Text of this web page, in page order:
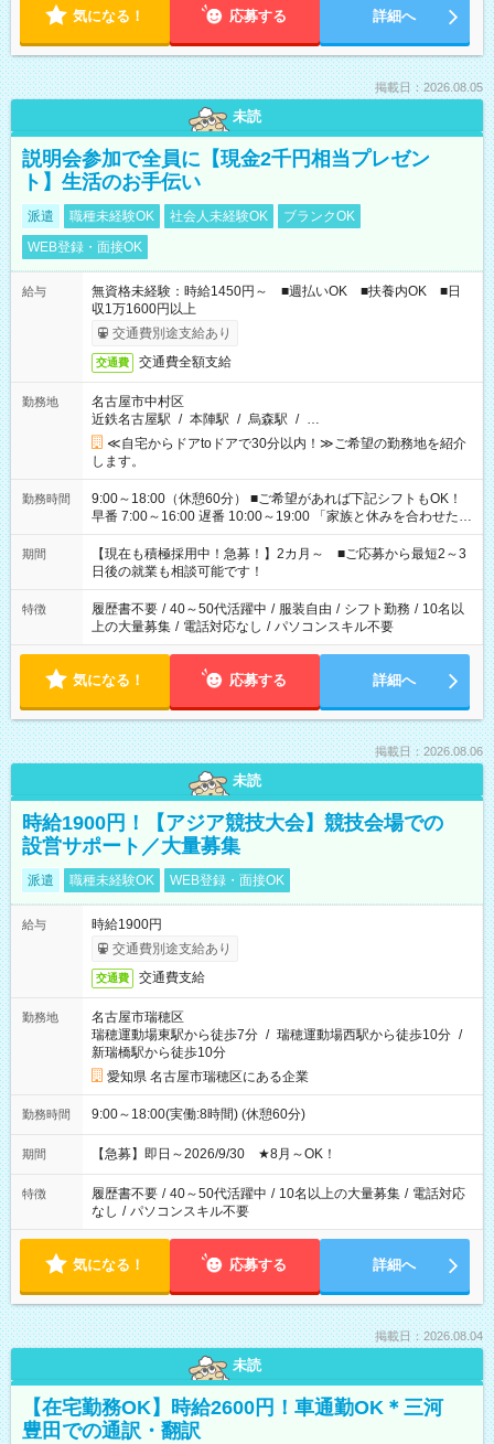
気になる！ 応募する 詳細へ
掲載日：2026.08.05
未読
説明会参加で全員に【現金2千円相当プレゼン
ト】生活のお手伝い
派遣 職種未経験OK 社会人未経験OK
ブランクOK
WEB登録・面接OK
給与
無資格未経験：時給1450円～ ■週払いOK ■扶養内OK ■日
収1万1600円以上
交通費別途支給あり
交通費 交通費全額支給
勤務地
名古屋市中村区
近鉄名古屋駅 / 本陣駅 / 烏森駅 / …
≪自宅からドアtoドアで30分以内！≫ご希望の勤務地を紹介
します。
勤務時間
9:00～18:00（休憩60分） ■ご希望があれば下記シフトもOK！
早番 7:00～16:00 遅番 10:00～19:00 「家族と休みを合わせた
い」 「余裕を持って夕飯の準備がしたい」 「できれば残業はし
たくない」 など、ご希望を教えてくださいね。 ※Wワーク希望
の方へ 今ご覧のお仕事で希望する勤務時間と、もう1つのお仕事
の勤務時間。 合計で週40時間を超える場合は応募できません。
期間
【現在も積極採用中！急募！】2カ月～ ■ご応募から最短2～3
日後の就業も相談可能です！
特徴 履歴書不要 / 40～50代活躍中 / 服装自由 / シフト勤務 / 10名以
上の大量募集 / 電話対応なし / パソコンスキル不要
気になる！ 応募する 詳細へ
掲載日：2026.08.06
未読
時給1900円！【アジア競技大会】競技会場での
設営サポート／大量募集
派遣 職種未経験OK WEB登録・面接OK
給与
時給1900円
交通費別途支給あり
交通費 交通費支給
勤務地
名古屋市瑞穂区
瑞穂運動場東駅から徒歩7分 / 瑞穂運動場西駅から徒歩10分 /
新瑞橋駅から徒歩10分
愛知県 名古屋市瑞穂区にある企業
勤務時間 9:00～18:00(実働:8時間) (休憩60分)
期間 【急募】即日～2026/9/30 ★8月～OK！
特徴 履歴書不要 / 40～50代活躍中 / 10名以上の大量募集 / 電話対応
なし / パソコンスキル不要
気になる！ 応募する 詳細へ
掲載日：2026.08.04
未読
【在宅勤務OK】時給2600円！車通勤OK＊三河
豊田での通訳・翻訳